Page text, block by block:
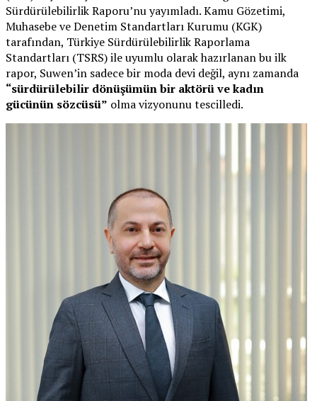
Sürdürülebilirlik Raporu’nu yayımladı. Kamu Gözetimi,
Muhasebe ve Denetim Standartları Kurumu (KGK)
tarafından, Türkiye Sürdürülebilirlik Raporlama
Standartları (TSRS) ile uyumlu olarak hazırlanan bu ilk
rapor, Suwen’in sadece bir moda devi değil, aynı zamanda
“sürdürülebilir dönüşümün bir aktörü ve kadın
gücünün sözcüsü” olma vizyonunu tescilledi.